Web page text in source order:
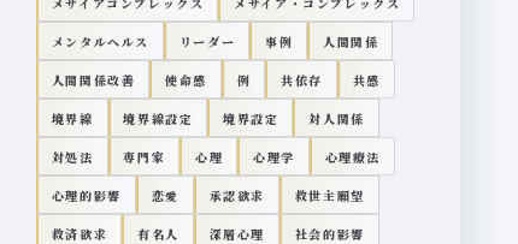
メンタルヘルス リーダー 事例 人間関係
人間関係改善 使命感 例 共依存 共感
境界線 境界線設定 境界設定 対人関係
対処法 専門家 心理 心理学 心理療法
心理的影響 恋愛 承認欲求 救世主願望
救済欲求 有名人 深層心理 社会的影響